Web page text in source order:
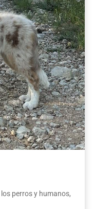
perros y humanos,